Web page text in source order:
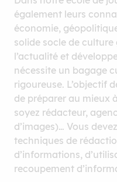
également leurs
économie,
solide socle de
l’actualité et
nécessite un bagage
rigoureuse. L’objectif
de préparer au mieux
soyez rédacteur,
d’images)… Vous
techniques de
d’informations,
recoupement